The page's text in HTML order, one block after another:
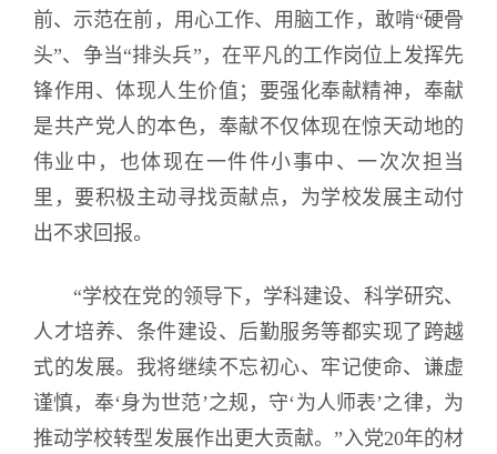
前、示范在前，用心工作、用脑工作，敢啃“硬骨
头”、争当“排头兵”，在平凡的工作岗位上发挥先
锋作用、体现人生价值；要强化奉献精神，奉献
是共产党人的本色，奉献不仅体现在惊天动地的
伟业中，也体现在一件件小事中、一次次担当
里，要积极主动寻找贡献点，为学校发展主动付
出不求回报。
“学校在党的领导下，学科建设、科学研究、
人才培养、条件建设、后勤服务等都实现了跨越
式的发展。我将继续不忘初心、牢记使命、谦虚
谨慎，奉‘身为世范’之规，守‘为人师表’之律，为
推动学校转型发展作出更大贡献。”入党20年的材